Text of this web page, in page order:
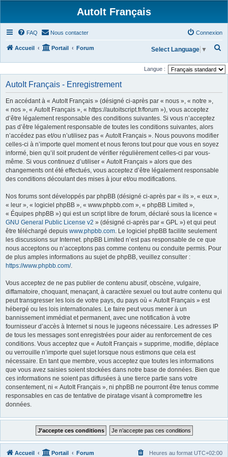
AutoIt Français
FAQ Nous contacter Connexion
Accueil Portail Forum
c
Select Language ▼
Langue :
AutoIt Français - Enregistrement
En accédant à « AutoIt Français » (désigné ci-après par « nous », « notre »,
« nos », « AutoIt Français », « https://autoitscript.fr/forum »), vous acceptez
d’être légalement responsable des conditions suivantes. Si vous n’acceptez
pas d’être légalement responsable de toutes les conditions suivantes, alors
n’accédez pas et/ou n’utilisez pas « AutoIt Français ». Nous pouvons modifier
celles-ci à n’importe quel moment et nous ferons tout pour que vous en soyez
informé, bien qu’il soit prudent de vérifier régulièrement celles-ci par vous-
même. Si vous continuez d’utiliser « AutoIt Français » alors que des
changements ont été effectués, vous acceptez d’être légalement responsable
des conditions découlant des mises à jour et/ou modifications.
Nos forums sont développés par phpBB (désigné ci-après par « ils », « eux »,
« leur », « logiciel phpBB », « www.phpbb.com », « phpBB Limited »,
« Équipes phpBB ») qui est un script libre de forum, déclaré sous la licence «
GNU General Public License v2 » (désigné ci-après par « GPL ») et qui peut
être téléchargé depuis www.phpbb.com. Le logiciel phpBB facilite seulement
les discussions sur Internet. phpBB Limited n’est pas responsable de ce que
nous acceptons ou n’acceptons pas comme contenu ou conduite permis. Pour
de plus amples informations au sujet de phpBB, veuillez consulter :
https://www.phpbb.com/.
Vous acceptez de ne pas publier de contenu abusif, obscène, vulgaire,
diffamatoire, choquant, menaçant, à caractère sexuel ou tout autre contenu qui
peut transgresser les lois de votre pays, du pays où « AutoIt Français » est
hébergé ou les lois internationales. Le faire peut vous mener à un
bannissement immédiat et permanent, avec une notification à votre
fournisseur d’accès à Internet si nous le jugeons nécessaire. Les adresses IP
de tous les messages sont enregistrées pour aider au renforcement de ces
conditions. Vous acceptez que « AutoIt Français » supprime, modifie, déplace
ou verrouille n’importe quel sujet lorsque nous estimons que cela est
nécessaire. En tant que membre, vous acceptez que toutes les informations
que vous avez saisies soient stockées dans notre base de données. Bien que
ces informations ne soient pas diffusées à une tierce partie sans votre
consentement, ni « AutoIt Français », ni phpBB ne pourront être tenus comme
responsables en cas de tentative de piratage visant à compromettre les
données.
Accueil Portail Forum Heures au format UTC+02:00